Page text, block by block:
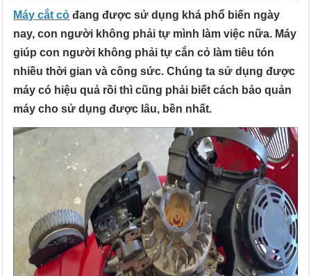
Máy cắt cỏ đang được sử dụng khá phổ biến ngày
nay, con người không phải tự mình làm việc nữa. Máy
giúp con người không phải tự cắn cỏ làm tiêu tón
nhiều thời gian và công sức. Chúng ta sử dụng được
máy có hiệu quả rồi thì cũng phải biết cách bảo quản
máy cho sử dụng được lâu, bền nhất.